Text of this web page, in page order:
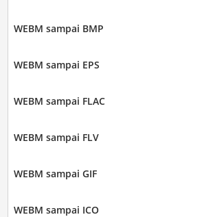
WEBM sampai BMP
WEBM sampai EPS
WEBM sampai FLAC
WEBM sampai FLV
WEBM sampai GIF
WEBM sampai ICO